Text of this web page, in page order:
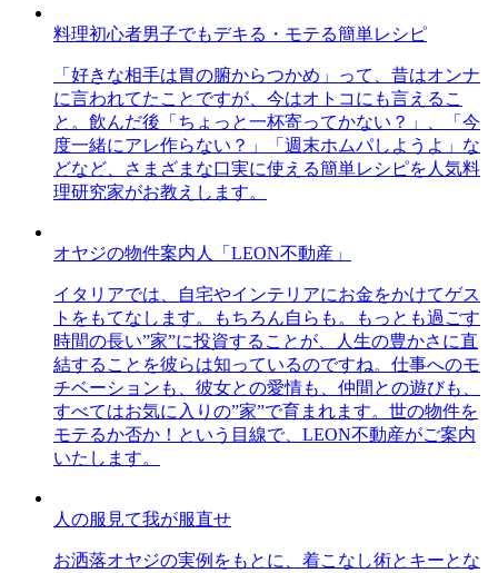
料理初心者男子でもデキる・モテる簡単レシピ
「好きな相手は胃の腑からつかめ」って、昔はオンナ
に言われてたことですが、今はオトコにも言えるこ
と。飲んだ後「ちょっと一杯寄ってかない？」、「今
度一緒にアレ作らない？」「週末ホムパしようよ」な
どなど、さまざまな口実に使える簡単レシピを人気料
理研究家がお教えします。
オヤジの物件案内人「LEON不動産」
イタリアでは、自宅やインテリアにお金をかけてゲス
トをもてなします。もちろん自らも。もっとも過ごす
時間の長い”家”に投資することが、人生の豊かさに直
結することを彼らは知っているのですね。仕事へのモ
チベーションも、彼女との愛情も、仲間との遊びも、
すべてはお気に入りの”家”で育まれます。世の物件を
モテるか否か！という目線で、LEON不動産がご案内
いたします。
人の服見て我が服直せ
お洒落オヤジの実例をもとに、着こなし術とキーとな